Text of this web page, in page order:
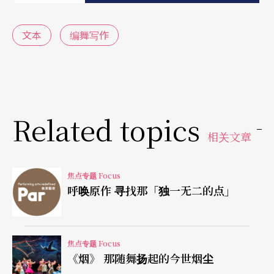
文本 编舞写作
Related topics 相关文章
焦点专题 Focus
呼唤原作 寻找那「独一无二的点」
焦点专题 Focus
《烟》 那随舞扬起的今世烟尘